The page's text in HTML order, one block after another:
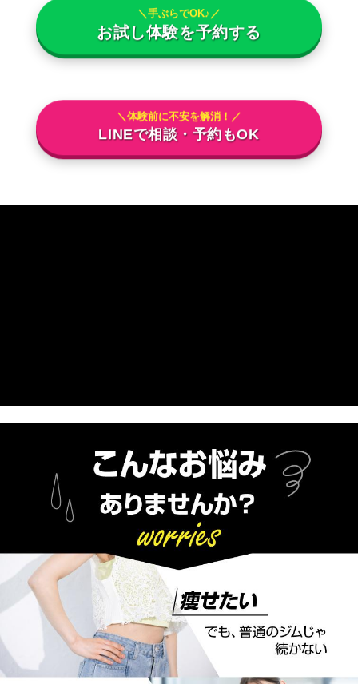
＼手ぶらでOK♪／
お試し体験を予約する
＼体験前に不安を解消！／
LINEで相談・予約もOK